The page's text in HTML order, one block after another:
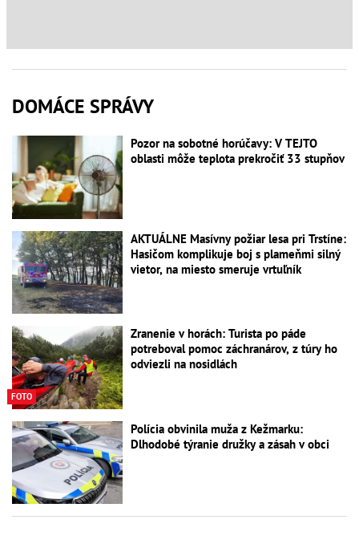
DOMÁCE SPRÁVY
Pozor na sobotné horúčavy: V TEJTO
oblasti môže teplota prekročiť 33 stupňov
AKTUÁLNE Masívny požiar lesa pri Trstíne:
Hasičom komplikuje boj s plameňmi silný
vietor, na miesto smeruje vrtuľník
FOTO
Zranenie v horách: Turista po páde
potreboval pomoc záchranárov, z túry ho
odviezli na nosidlách
Polícia obvinila muža z Kežmarku:
Dlhodobé týranie družky a zásah v obci